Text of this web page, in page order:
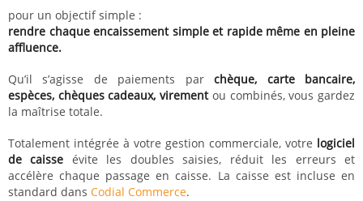
pour un objectif simple :
rendre chaque encaissement simple et rapide même en pleine
affluence.
Qu’il s’agisse de paiements parchèque, carte bancaire,
espèces, chèques cadeaux, virementou combinés, vous gardez
la maîtrise totale.
Totalement intégrée à votre gestion commerciale, votre logiciel
de caisse évite les doubles saisies, réduit les erreurs et
accélère chaque passage en caisse. La caisse est incluse en
standard dans Codial Commerce.